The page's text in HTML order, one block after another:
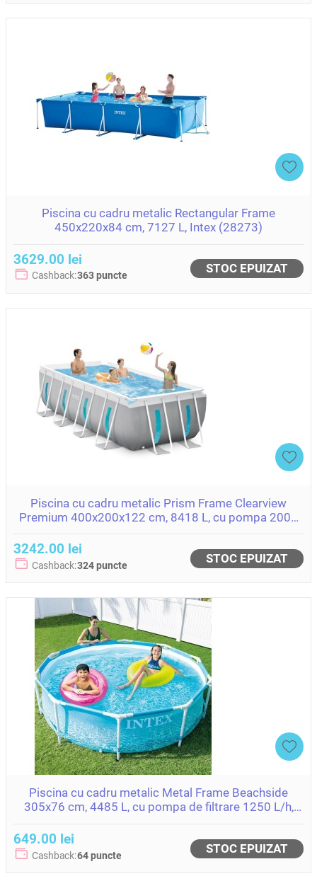
Piscina cu cadru metalic Rectangular Frame
450x220x84 cm, 7127 L, Intex (28273)
3629.00 lei
Cashback:363 puncte STOC EPUIZAT
Piscina cu cadru metalic Prism Frame Clearview
Premium 400x200x122 cm, 8418 L, cu pompa 2006
3242.00 lei
Cashback:324 puncte STOC EPUIZAT
Piscina cu cadru metalic Metal Frame Beachside
305x76 cm, 4485 L, cu pompa de filtrare 1250 L/h,
649.00 lei
Cashback:64 puncte STOC EPUIZAT